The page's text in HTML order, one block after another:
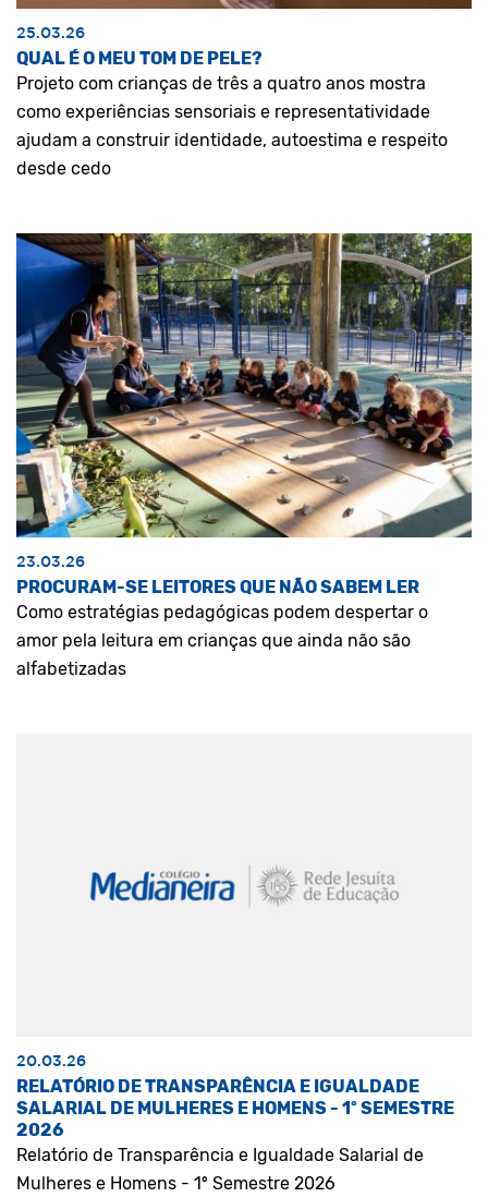
25.03.26
QUAL É O MEU TOM DE PELE?
Projeto com crianças de três a quatro anos mostra
como experiências sensoriais e representatividade
ajudam a construir identidade, autoestima e respeito
desde cedo
23.03.26
PROCURAM-SE LEITORES QUE NÃO SABEM LER
Como estratégias pedagógicas podem despertar o
amor pela leitura em crianças que ainda não são
alfabetizadas
20.03.26
RELATÓRIO DE TRANSPARÊNCIA E IGUALDADE
SALARIAL DE MULHERES E HOMENS - 1º SEMESTRE
2026
Relatório de Transparência e Igualdade Salarial de
Mulheres e Homens - 1º Semestre 2026